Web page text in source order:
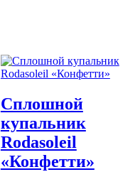
Сплошной
купальник
Rodasoleil
«Конфетти»